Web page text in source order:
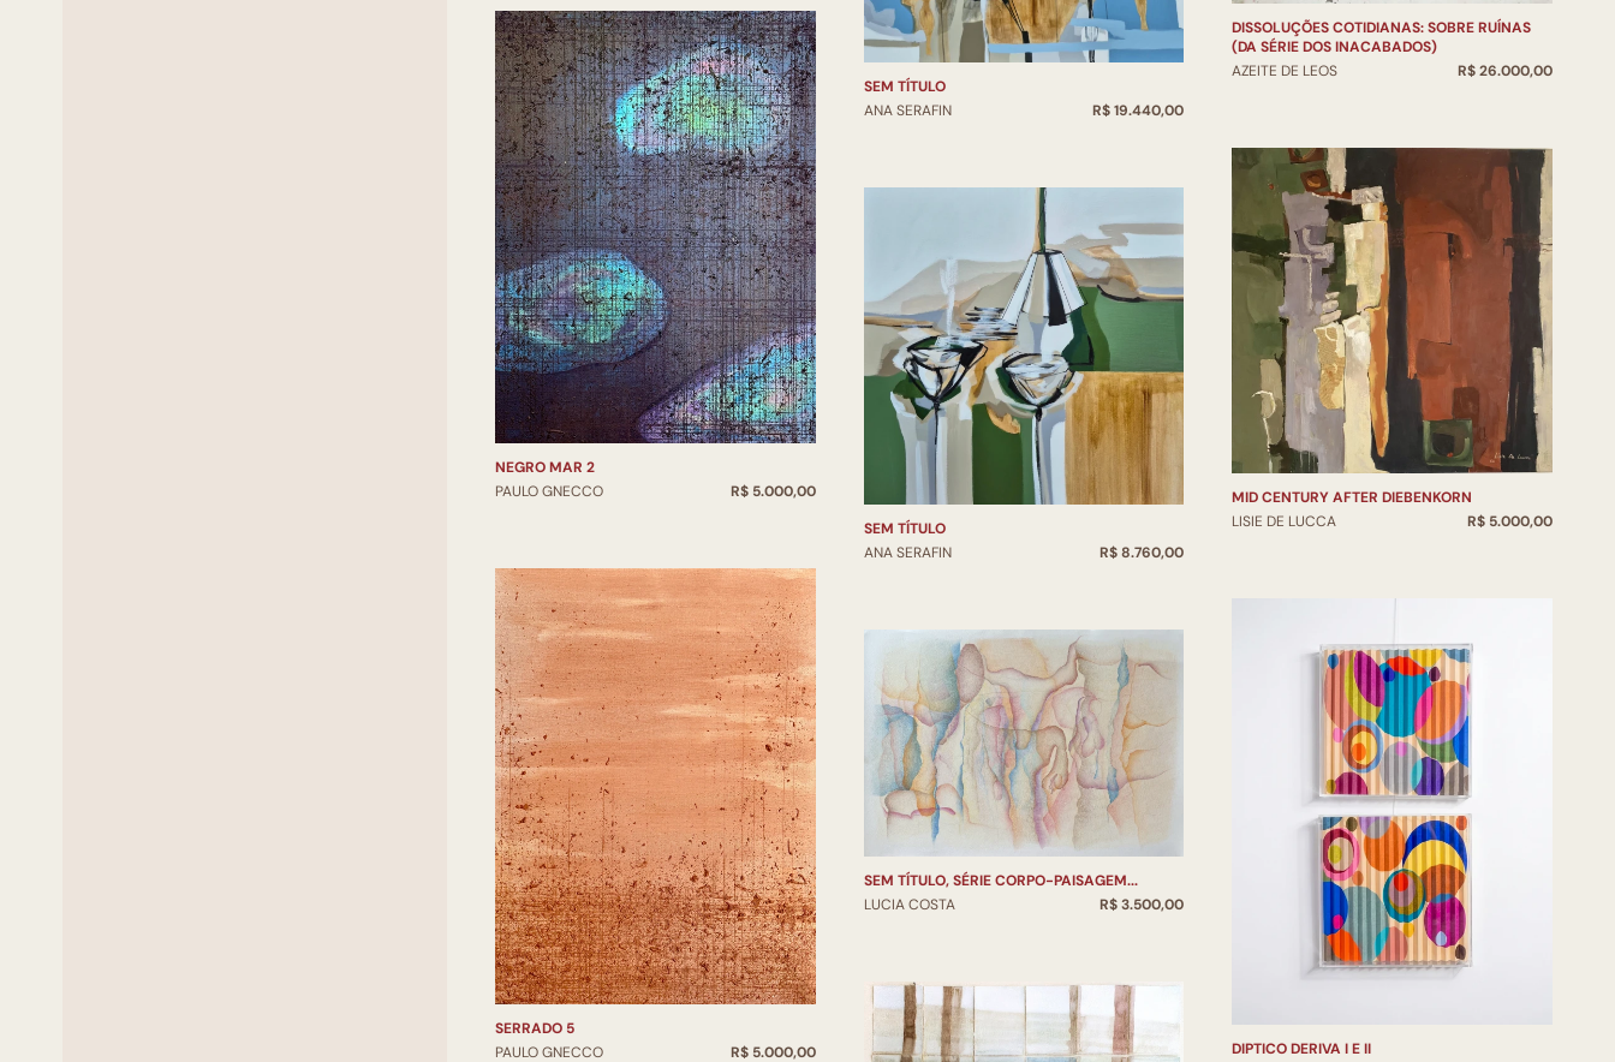
NEGRO MAR 2
PAULO GNECCO
R$ 5.000,00
SERRADO 5
PAULO GNECCO
R$ 5.000,00
SEM TÍTULO
ANA SERAFIN
R$ 19.440,00
SEM TÍTULO
ANA SERAFIN
R$ 8.760,00
SEM TÍTULO, SÉRIE CORPO-PAISAGEM...
LUCIA COSTA
R$ 3.500,00
DISSOLUÇÕES COTIDIANAS: SOBRE RUÍNAS
(DA SÉRIE DOS INACABADOS)
AZEITE DE LEOS
R$ 26.000,00
MID CENTURY AFTER DIEBENKORN
LISIE DE LUCCA
R$ 5.000,00
DIPTICO DERIVA I E II